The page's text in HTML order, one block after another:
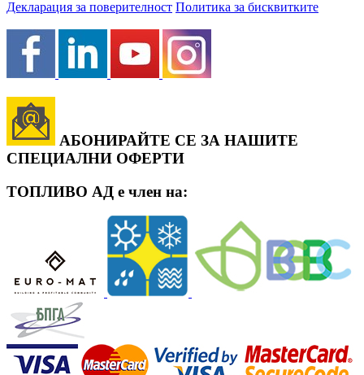
Декларация за поверителност Политика за бисквитките
АБОНИРАЙТЕ СЕ ЗА НАШИТЕ
СПЕЦИАЛНИ ОФЕРТИ
ТОПЛИВО АД е член на: